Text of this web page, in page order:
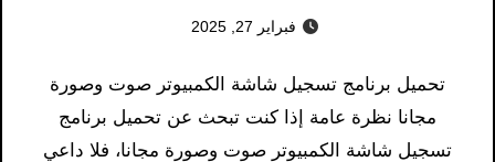
فبراير 27, 2025
تحميل برنامج تسجيل شاشة الكمبيوتر صوت وصورة
مجانا​ نظرة عامة إذا كنت تبحث عن تحميل برنامج
تسجيل شاشة الكمبيوتر صوت وصورة مجانا​، فلا داعي